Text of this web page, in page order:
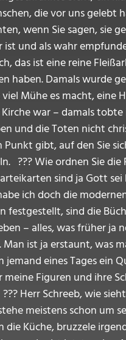
die vor uns gelebt
wenn Sie sagen, sie
und als wahr
das ist eine reine
haben. Damals wurde
Mühe es macht, eine
war – damals
und die Toten nicht
Punkt gibt, auf den Sie
Wie ordnen Sie die
sind ja Gott
ich doch die
sind die
– alles, was früher
ist ja erstaunt, was
jemand eines Tages
Figuren und ihre
Herr Schreeb, wie
meistens schon um
Küche, bruzzele